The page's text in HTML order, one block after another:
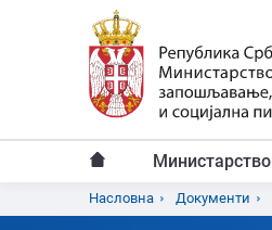
Министарство
Насловна Документи